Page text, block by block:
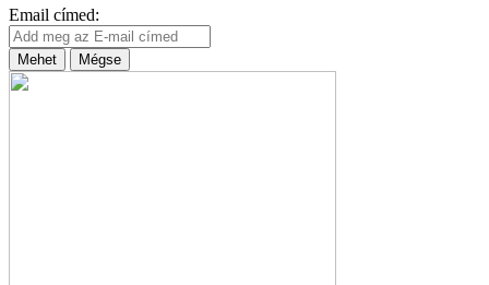
Email címed:
Mehet Mégse